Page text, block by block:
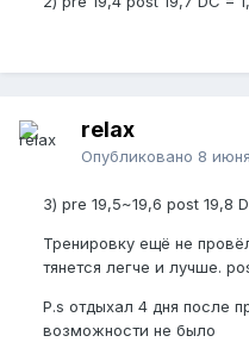
отношению к телу
Что-то между
6. Какой у вас LOT?
8
По мимо этого всего
плохой сон, и т.п, что
организма в целом,
легко. Будто идти
relax
Опубликовано 8 июня
3) pre 19,5~19,6 post 19,8
Тренировку ещё не
тянется легче и лучше.
P.s отдыхал 4 дня после
возможности не было